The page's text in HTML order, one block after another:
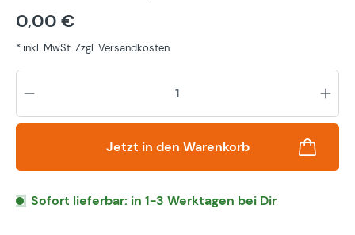
0,00 €
* inkl. MwSt. Zzgl. Versandkosten
Jetzt in den Warenkorb
Sofort lieferbar: in 1-3 Werktagen bei Dir